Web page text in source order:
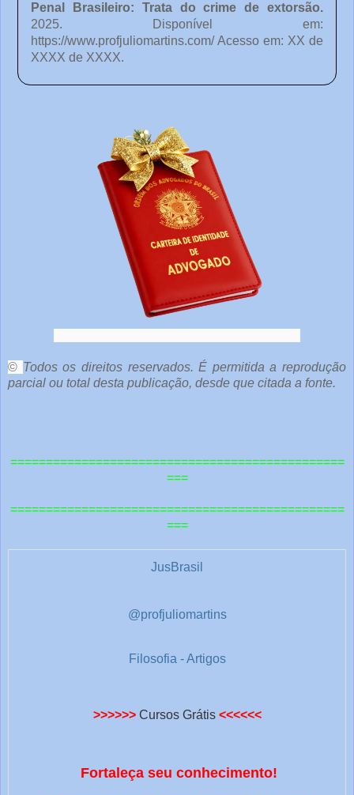
Penal Brasileiro: Trata do crime de extorsão.
2025. Disponível em:
https://www.profjuliomartins.com/ Acesso em: XX de
XXXX de XXXX.
© Todos os direitos reservados. É permitida a reprodução
parcial ou total desta publicação, desde que citada a fonte.
===============================================
===
===============================================
===
JusBrasil
@profjuliomartins
Filosofia - Artigos
>>>>>> Cursos Grátis <<<<<<
Fortaleça seu conhecimento!